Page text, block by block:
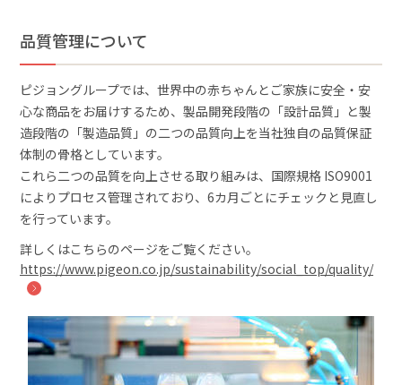
品質管理について
ピジョングループでは、世界中の赤ちゃんとご家族に安全・安
心な商品をお届けするため、製品開発段階の「設計品質」と製
造段階の「製造品質」の二つの品質向上を当社独自の品質保証
体制の骨格としています。
これら二つの品質を向上させる取り組みは、国際規格 ISO9001
によりプロセス管理されており、6カ月ごとにチェックと見直し
を行っています。
詳しくはこちらのページをご覧ください。
https://www.pigeon.co.jp/sustainability/social_top/quality/